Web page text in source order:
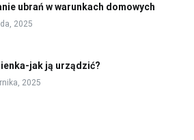
ubrań w warunkach domowych
2025
jak ją urządzić?
2025